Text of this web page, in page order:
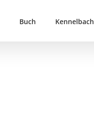
Buch Kennelbach